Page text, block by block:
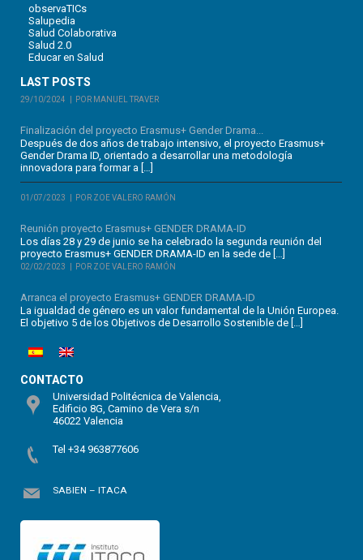
observaTICs
Salupedia
Salud Colaborativa
Salud 2.0
Educar en Salud
LAST POSTS
29/10/2024 POR MANUEL TRAVER
Finalización del proyecto Erasmus+ Gender Drama...
Después de dos años de trabajo intensivo, el proyecto Erasmus+
Gender Drama ID, orientado a desarrollar una metodología
innovadora para formar a […]
01/07/2023 POR ZOE VALERO RAMÓN
Reunión proyecto Erasmus+ GENDER DRAMA-ID
Los días 28 y 29 de junio se ha celebrado la segunda reunión del
proyecto Erasmus+ GENDER DRAMA-ID en la sede de […]
02/02/2023 POR ZOE VALERO RAMÓN
Arranca el proyecto Erasmus+ GENDER DRAMA-ID
La igualdad de género es un valor fundamental de la Unión Europea.
El objetivo 5 de los Objetivos de Desarrollo Sostenible de […]
CONTACTO
Universidad Politécnica de Valencia,
Edificio 8G, Camino de Vera s/n
46022 Valencia
Tel +34 963877606
SABIEN – ITACA